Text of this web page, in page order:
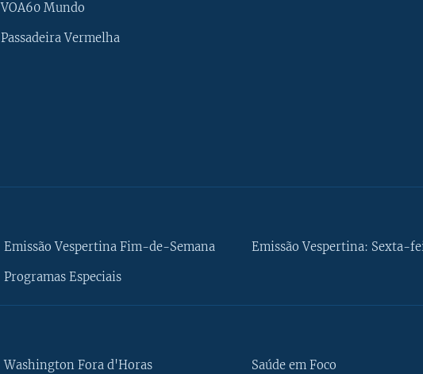
VOA60 Mundo
Passadeira Vermelha
Emissão Vespertina Fim-de-Semana
Programas Especiais
Emissão Vespertina: Sexta-
Washington Fora d'Horas Saúde em Foco